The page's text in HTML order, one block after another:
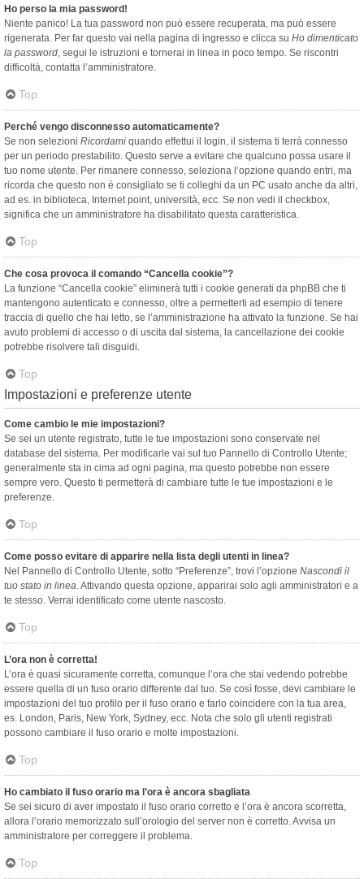
Ho perso la mia password!
Niente panico! La tua password non può essere recuperata, ma può essere
rigenerata. Per far questo vai nella pagina di ingresso e clicca su Ho dimenticato
la password, segui le istruzioni e tornerai in linea in poco tempo. Se riscontri
difficoltà, contatta l’amministratore.
Top
Perché vengo disconnesso automaticamente?
Se non selezioni Ricordami quando effettui il login, il sistema ti terrà connesso
per un periodo prestabilito. Questo serve a evitare che qualcuno possa usare il
tuo nome utente. Per rimanere connesso, seleziona l’opzione quando entri, ma
ricorda che questo non è consigliato se ti colleghi da un PC usato anche da altri,
ad es. in biblioteca, Internet point, università, ecc. Se non vedi il checkbox,
significa che un amministratore ha disabilitato questa caratteristica.
Top
Che cosa provoca il comando “Cancella cookie”?
La funzione “Cancella cookie” eliminerà tutti i cookie generati da phpBB che ti
mantengono autenticato e connesso, oltre a permetterti ad esempio di tenere
traccia di quello che hai letto, se l’amministrazione ha attivato la funzione. Se hai
avuto problemi di accesso o di uscita dal sistema, la cancellazione dei cookie
potrebbe risolvere tali disguidi.
Top
Impostazioni e preferenze utente
Come cambio le mie impostazioni?
Se sei un utente registrato, tutte le tue impostazioni sono conservate nel
database del sistema. Per modificarle vai sul tuo Pannello di Controllo Utente;
generalmente sta in cima ad ogni pagina, ma questo potrebbe non essere
sempre vero. Questo ti permetterà di cambiare tutte le tue impostazioni e le
preferenze.
Top
Come posso evitare di apparire nella lista degli utenti in linea?
Nel Pannello di Controllo Utente, sotto “Preferenze”, trovi l’opzione Nascondi il
tuo stato in linea. Attivando questa opzione, apparirai solo agli amministratori e a
te stesso. Verrai identificato come utente nascosto.
Top
L’ora non è corretta!
L’ora è quasi sicuramente corretta, comunque l’ora che stai vedendo potrebbe
essere quella di un fuso orario differente dal tuo. Se così fosse, devi cambiare le
impostazioni del tuo profilo per il fuso orario e farlo coincidere con la tua area,
es. London, Paris, New York, Sydney, ecc. Nota che solo gli utenti registrati
possono cambiare il fuso orario e molte impostazioni.
Top
Ho cambiato il fuso orario ma l’ora è ancora sbagliata
Se sei sicuro di aver impostato il fuso orario corretto e l’ora è ancora scorretta,
allora l’orario memorizzato sull’orologio del server non è corretto. Avvisa un
amministratore per correggere il problema.
Top